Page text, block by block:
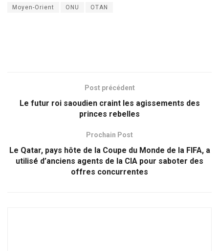
Moyen-Orient ONU OTAN
Post précédent
Le futur roi saoudien craint les agissements des
princes rebelles
Prochain Post
Le Qatar, pays hôte de la Coupe du Monde de la FIFA, a
utilisé d’anciens agents de la CIA pour saboter des
offres concurrentes